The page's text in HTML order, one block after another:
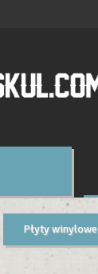
Płyty winylowe